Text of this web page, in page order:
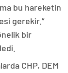
bu hareketin
gerekir.”
bir
CHP, DEM